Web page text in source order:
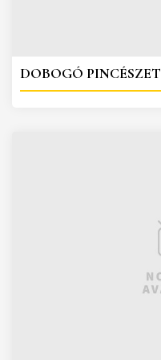
DOBOGÓ PINCÉSZET